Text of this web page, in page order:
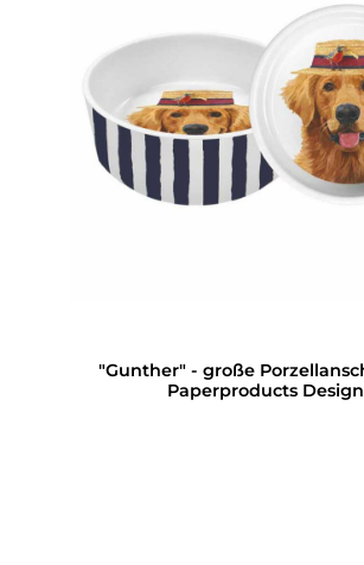
"Gunther" - große Porzellanschale von
Paperproducts Design